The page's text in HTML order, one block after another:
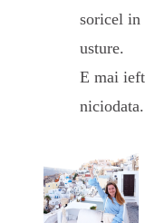
soricel in
usture.
E mai
niciodata.